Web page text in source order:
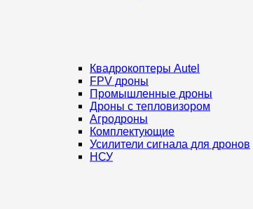
Квадрокоптеры Autel
FPV дроны
Промышленные дроны
Дроны с тепловизором
Агродроны
Комплектующие
Усилители сигнала для дронов
НСУ